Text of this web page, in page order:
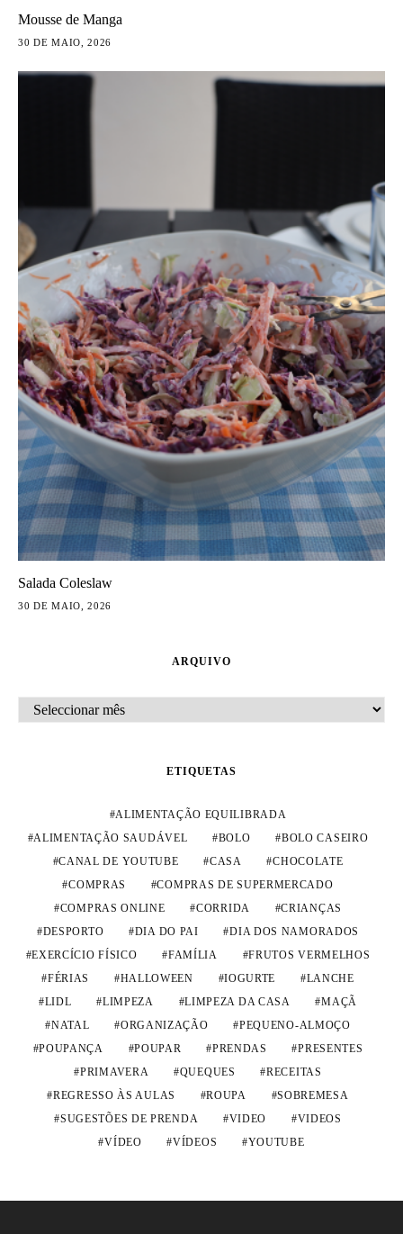
Mousse de Manga
30 DE MAIO, 2026
Salada Coleslaw
30 DE MAIO, 2026
ARQUIVO
ARQUIVO
ETIQUETAS
ALIMENTAÇÃO EQUILIBRADA
ALIMENTAÇÃO SAUDÁVEL
BOLO
BOLO CASEIRO
CANAL DE YOUTUBE
CASA
CHOCOLATE
COMPRAS
COMPRAS DE SUPERMERCADO
COMPRAS ONLINE
CORRIDA
CRIANÇAS
DESPORTO
DIA DO PAI
DIA DOS NAMORADOS
EXERCÍCIO FÍSICO
FAMÍLIA
FRUTOS VERMELHOS
FÉRIAS
HALLOWEEN IOGURTE
LANCHE
LIDL
LIMPEZA LIMPEZA DA CASA
MAÇÃ
NATAL
ORGANIZAÇÃO
PEQUENO-ALMOÇO
POUPANÇA
POUPAR PRENDAS
PRESENTES
PRIMAVERA
QUEQUES
RECEITAS
REGRESSO ÀS AULAS
ROUPA
SOBREMESA
SUGESTÕES DE PRENDA
VIDEO
VIDEOS
VÍDEO
VÍDEOS YOUTUBE